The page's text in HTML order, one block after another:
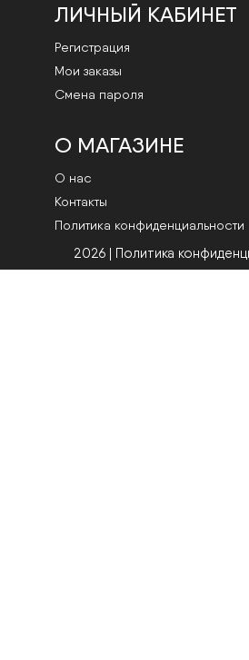
ЛИЧНЫЙ КАБИНЕТ
Регистрация
Мои заказы
Смена пароля
О МАГАЗИНЕ
О нас
Контакты
Политика конфиденциальности
2026 | Политика